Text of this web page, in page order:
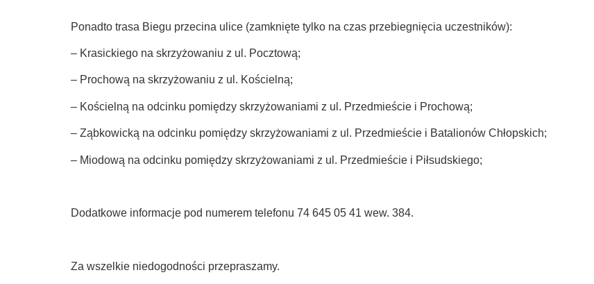
Ponadto trasa Biegu przecina ulice (zamknięte tylko na czas przebiegnięcia uczestników):
– Krasickiego na skrzyżowaniu z ul. Pocztową;
– Prochową na skrzyżowaniu z ul. Kościelną;
– Kościelną na odcinku pomiędzy skrzyżowaniami z ul. Przedmieście i Prochową;
– Ząbkowicką na odcinku pomiędzy skrzyżowaniami z ul. Przedmieście i Batalionów Chłopskich;
– Miodową na odcinku pomiędzy skrzyżowaniami z ul. Przedmieście i Piłsudskiego;
Dodatkowe informacje pod numerem telefonu 74 645 05 41 wew. 384.
Za wszelkie niedogodności przepraszamy.